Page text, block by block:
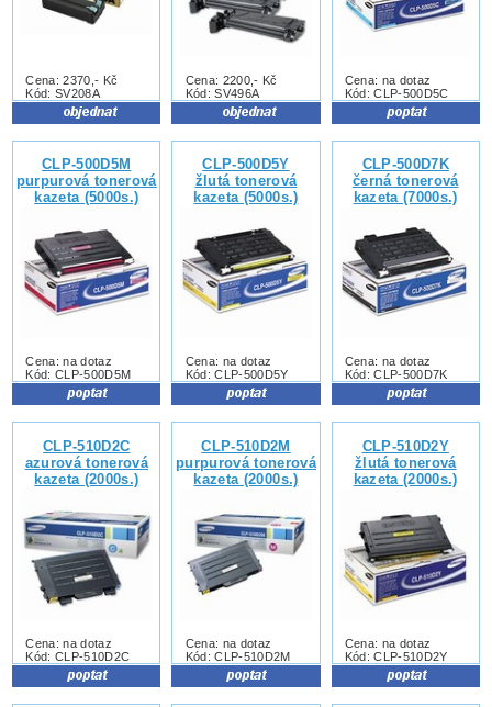
Cena: 2370,- Kč
Kód: SV208A
Cena: 2200,- Kč
Kód: SV496A
Cena: na dotaz
Kód: CLP-500D5C
CLP-500D5M
purpurová tonerová
kazeta (5000s.)
Cena: na dotaz
Kód: CLP-500D5M
CLP-500D5Y
žlutá tonerová
kazeta (5000s.)
Cena: na dotaz
Kód: CLP-500D5Y
CLP-500D7K
černá tonerová
kazeta (7000s.)
Cena: na dotaz
Kód: CLP-500D7K
CLP-510D2C
azurová tonerová
kazeta (2000s.)
Cena: na dotaz
Kód: CLP-510D2C
CLP-510D2M
purpurová tonerová
kazeta (2000s.)
Cena: na dotaz
Kód: CLP-510D2M
CLP-510D2Y
žlutá tonerová
kazeta (2000s.)
Cena: na dotaz
Kód: CLP-510D2Y